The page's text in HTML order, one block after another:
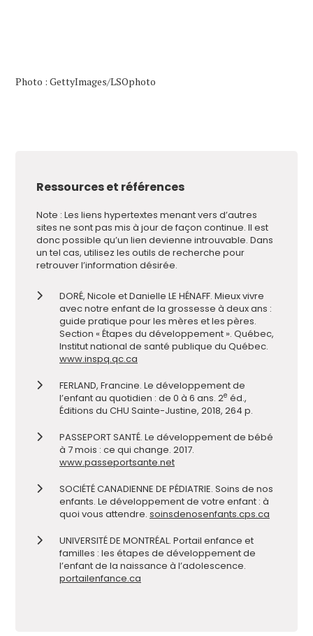
Photo : GettyImages/LSOphoto
Ressources et références
Note : Les liens hypertextes menant vers d’autres
sites ne sont pas mis à jour de façon continue. Il est
donc possible qu’un lien devienne introuvable. Dans
un tel cas, utilisez les outils de recherche pour
retrouver l’information désirée.
DORÉ, Nicole et Danielle LE HÉNAFF. Mieux vivre
avec notre enfant de la grossesse à deux ans :
guide pratique pour les mères et les pères.
Section « Étapes du développement ». Québec,
Institut national de santé publique du Québec.
www.inspq.qc.ca
FERLAND, Francine. Le développement de
l’enfant au quotidien : de 0 à 6 ans. 2e éd.,
Éditions du CHU Sainte-Justine, 2018, 264 p.
PASSEPORT SANTÉ. Le développement de bébé
à 7 mois : ce qui change. 2017.
www.passeportsante.net
SOCIÉTÉ CANADIENNE DE PÉDIATRIE. Soins de nos
enfants. Le développement de votre enfant : à
quoi vous attendre. soinsdenosenfants.cps.ca
UNIVERSITÉ DE MONTRÉAL. Portail enfance et
familles : les étapes de développement de
l’enfant de la naissance à l’adolescence.
portailenfance.ca